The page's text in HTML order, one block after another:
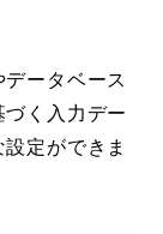
ータベース
く入力デー
定ができま